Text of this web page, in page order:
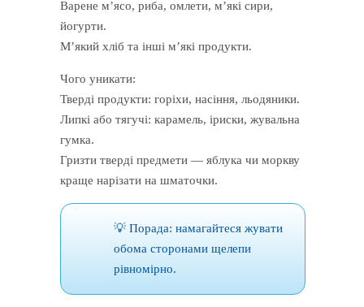
Варене м’ясо, риба, омлети, м’які сири,
йогурти.
М’який хліб та інші м’які продукти.
Чого уникати:
Тверді продукти: горіхи, насіння, льодяники.
Липкі або тягучі: карамель, іриски, жувальна
гумка.
Гризти тверді предмети — яблука чи моркву
краще нарізати на шматочки.
💡 Порада: намагайтеся жувати
обома сторонами щелепи
рівномірно.